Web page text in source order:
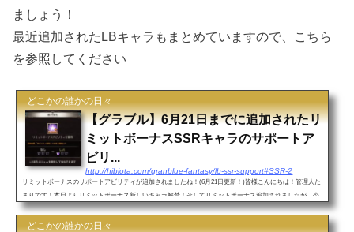
ましょう！
最近追加されたLBキャラもまとめていますので、こちら
を参照してください
どこかの誰かの日々
【グラブル】6月21日までに追加されたリ
ミットボーナスSSRキャラのサポートア
ビリ...
http://hibiota.com/granblue-fantasy/lb-ssr-support#SSR-2
リミットボーナスのサポートアビリティが追加されましたね！(6月21日更新！)皆様こんにちは！管理人た
まりです！本日よりリミットボーナス新しいキャラ解禁！そしてリミットボーナス追加されましたが、今
度はサポートアビリティの方です！追加リミットボーナスについ...
どこかの誰かの日々